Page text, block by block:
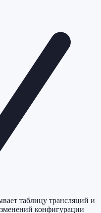
таблицу трансляций и
конфигурации